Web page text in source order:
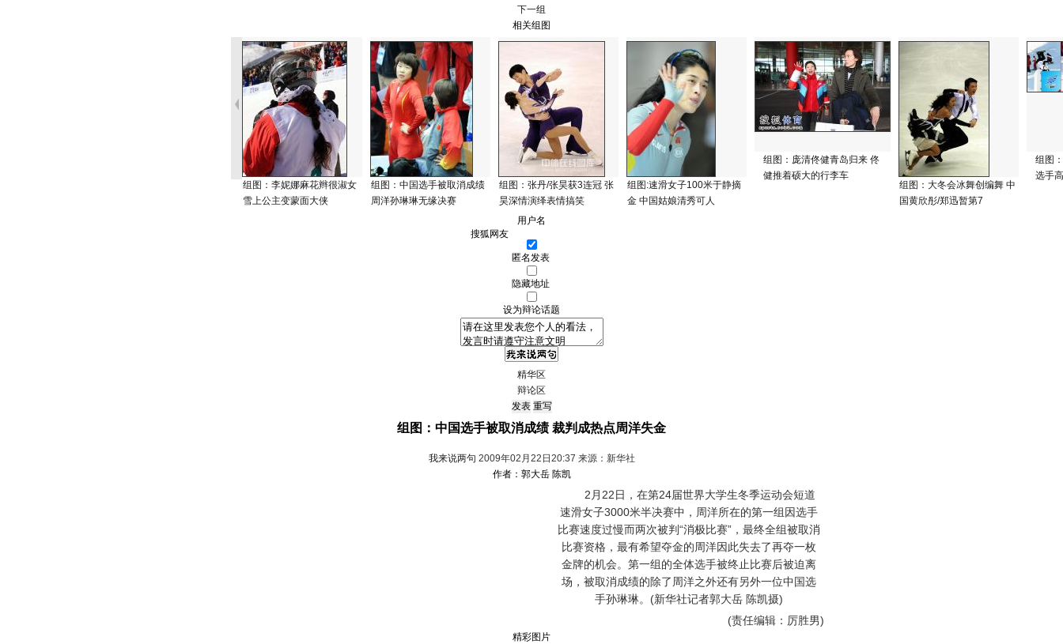
下一组
相关组图
组图：李妮娜麻花辫很淑女
雪上公主变蒙面大侠
组图：中国选手被取消成绩
周洋孙琳琳无缘决赛
组图：张丹/张昊获3连冠 张
昊深情演绎表情搞笑
组图:速滑女子100米于静摘
金 中国姑娘清秀可人
组图：庞清佟健青岛归来 佟
健推着硕大的行李车
组图：大冬会冰舞创编舞 中
国黄欣彤/郑迅暂第7
组图
选手
用户名
匿名发表
隐藏地址
设为辩论话题
精华区
辩论区
组图：中国选手被取消成绩 裁判成热点周洋失金
我来说两句 2009年02月22日20:37 来源：新华社
作者：郭大岳 陈凯
2月22日，在第24届世界大学生冬季运动会短道
速滑女子3000米半决赛中，周洋所在的第一组因选手
比赛速度过慢而两次被判“消极比赛”，最终全组被取消
比赛资格，最有希望夺金的周洋因此失去了再夺一枚
金牌的机会。第一组的全体选手被终止比赛后被迫离
场，被取消成绩的除了周洋之外还有另外一位中国选
手孙琳琳。(新华社记者郭大岳 陈凯摄)
(责任编辑：厉胜男)
精彩图片